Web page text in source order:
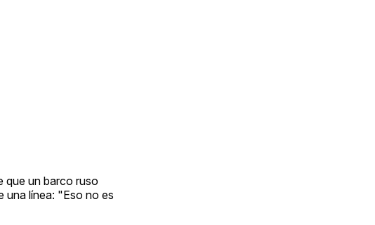
que un barco ruso
una línea: "Eso no es